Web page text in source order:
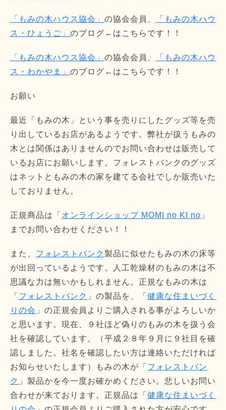
「もみの木ハウス協会」 の協会会員、
「もみの木ハウ
ス・ひょうご」 のブログ←はこちらです！！
「もみの木ハウス協会」 の協会会員、
「もみの木ハウ
ス・わかやま」 のブログ←はこちらです！！
お願い
最近「もみの木」という事を売りにしたグッズ等を売
り出しているお店があるようです。弊社が扱うもみの
木とは関係はありませんのでお問い合わせは販売して
いるお店にお願いします。フォレストバンクのグッズ
はネットともみの木の家を建てる会社でしか販売いた
しておりません。
正規商品は「 オンラインショップ MOMI no KI no 」
までお問い合わせください！！
また、 フォレストバンク製品に似せたもみの木の床等
が出回っているようです。人工乾燥材のもみの木は不
思議な力は無いかもしれません。正規なもみの木は
「 フォレストバンク 」の製品を、「 健康な住まいづく
りの会 」の正規会員よりご購入される事がよろしいか
と思います。現在、９社ほど偽りのもみの木を扱う会
社を確認しています。（平成２８年９月に９社目を確
認しました。社名を確認したい方は連絡いただければ
お知らせいたします）もみの木が「 フォレストバン
ク 」製品かを今一度お確かめください。悲しいお問い
合わせが来ております。正規品は「 健康な住まいづく